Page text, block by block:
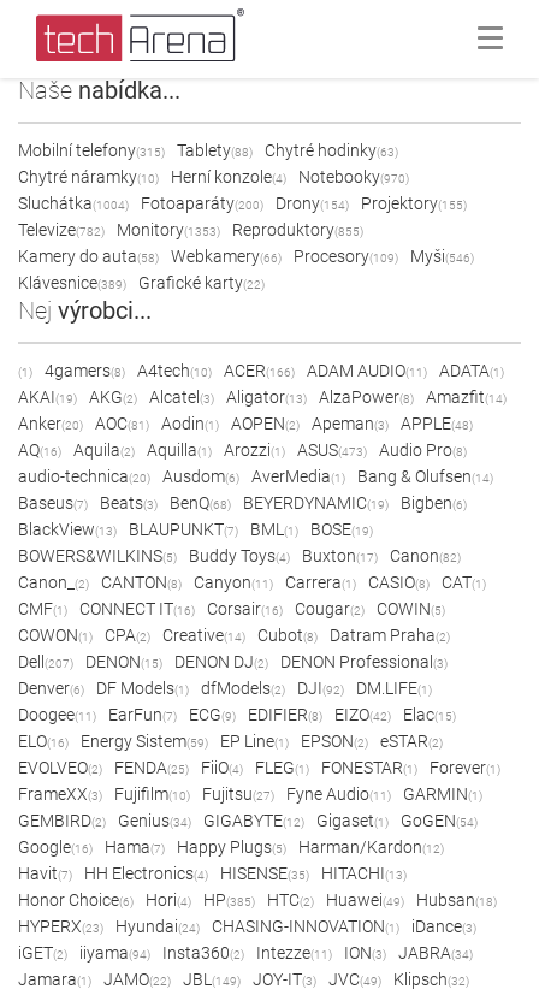
Naše nabídka...
Mobilní telefony(315) Tablety(88) Chytré hodinky(63)
Chytré náramky(10) Herní konzole(4) Notebooky(970)
Sluchátka(1004) Fotoaparáty(200) Drony(154) Projektory(155)
Televize(782) Monitory(1353) Reproduktory(855)
Kamery do auta(58) Webkamery(66) Procesory(109) Myši(546)
Klávesnice(389) Grafické karty(22)
Nej výrobci...
(1) 4gamers(8) A4tech(10) ACER(166) ADAM AUDIO(11) ADATA(1)
AKAI(19) AKG(2) Alcatel (3) Aligator(13) AlzaPower(8) Amazfit(14)
Anker(20) AOC(81) Aodin(1) AOPEN(2) Apeman(3) APPLE(48)
AQ(16) Aquila(2) Aquilla(1) Arozzi(1) ASUS(473) Audio Pro(8)
audio-technica(20) Ausdom(6) AverMedia(1) Bang & Olufsen(14)
Baseus(7) Beats(3) BenQ(68) BEYERDYNAMIC(19) Bigben(6)
BlackView(13) BLAUPUNKT(7) BML (1) BOSE(19)
BOWERS&WILKINS(5) Buddy Toys(4) Buxton(17) Canon(82)
Canon_ (2) CANTON(8) Canyon(11) Carrera(1) CASIO(8) CAT(1)
CMF(1) CONNECT IT(16) Corsair(16) Cougar(2) COWIN(5)
COWON(1) CPA(2) Creative(14) Cubot(8) Datram Praha(2)
Dell (207) DENON(15) DENON DJ(2) DENON Professional (3)
Denver(6) DF Models(1) dfModels(2) DJI(92) DM.LIFE(1)
Doogee(11) EarFun(7) ECG(9) EDIFIER(8) EIZO(42) Elac(15)
ELO(16) Energy Sistem(59) EP Line(1) EPSON(2) eSTAR(2)
EVOLVEO(2) FENDA(25) FiiO(4) FLEG(1) FONESTAR(1) Forever(1)
FrameXX(3) Fujifilm(10) Fujitsu(27) Fyne Audio(11) GARMIN(1)
GEMBIRD(2) Genius(34) GIGABYTE(12) Gigaset(1) GoGEN(54)
Google(16) Hama(7) Happy Plugs(5) Harman/Kardon(12)
Havit(7) HH Electronics(4) HISENSE(35) HITACHI(13)
Honor Choice(6) Hori(4) HP(385) HTC(2) Huawei(49) Hubsan(18)
HYPERX(23) Hyundai(24) CHASING-INNOVATION(1) iDance(3)
iGET(2) iiyama(94) Insta360(2) Intezze(11) ION(3) JABRA(34)
Jamara(1) JAMO(22) JBL (149) JOY-IT(3) JVC(49) Klipsch(32)